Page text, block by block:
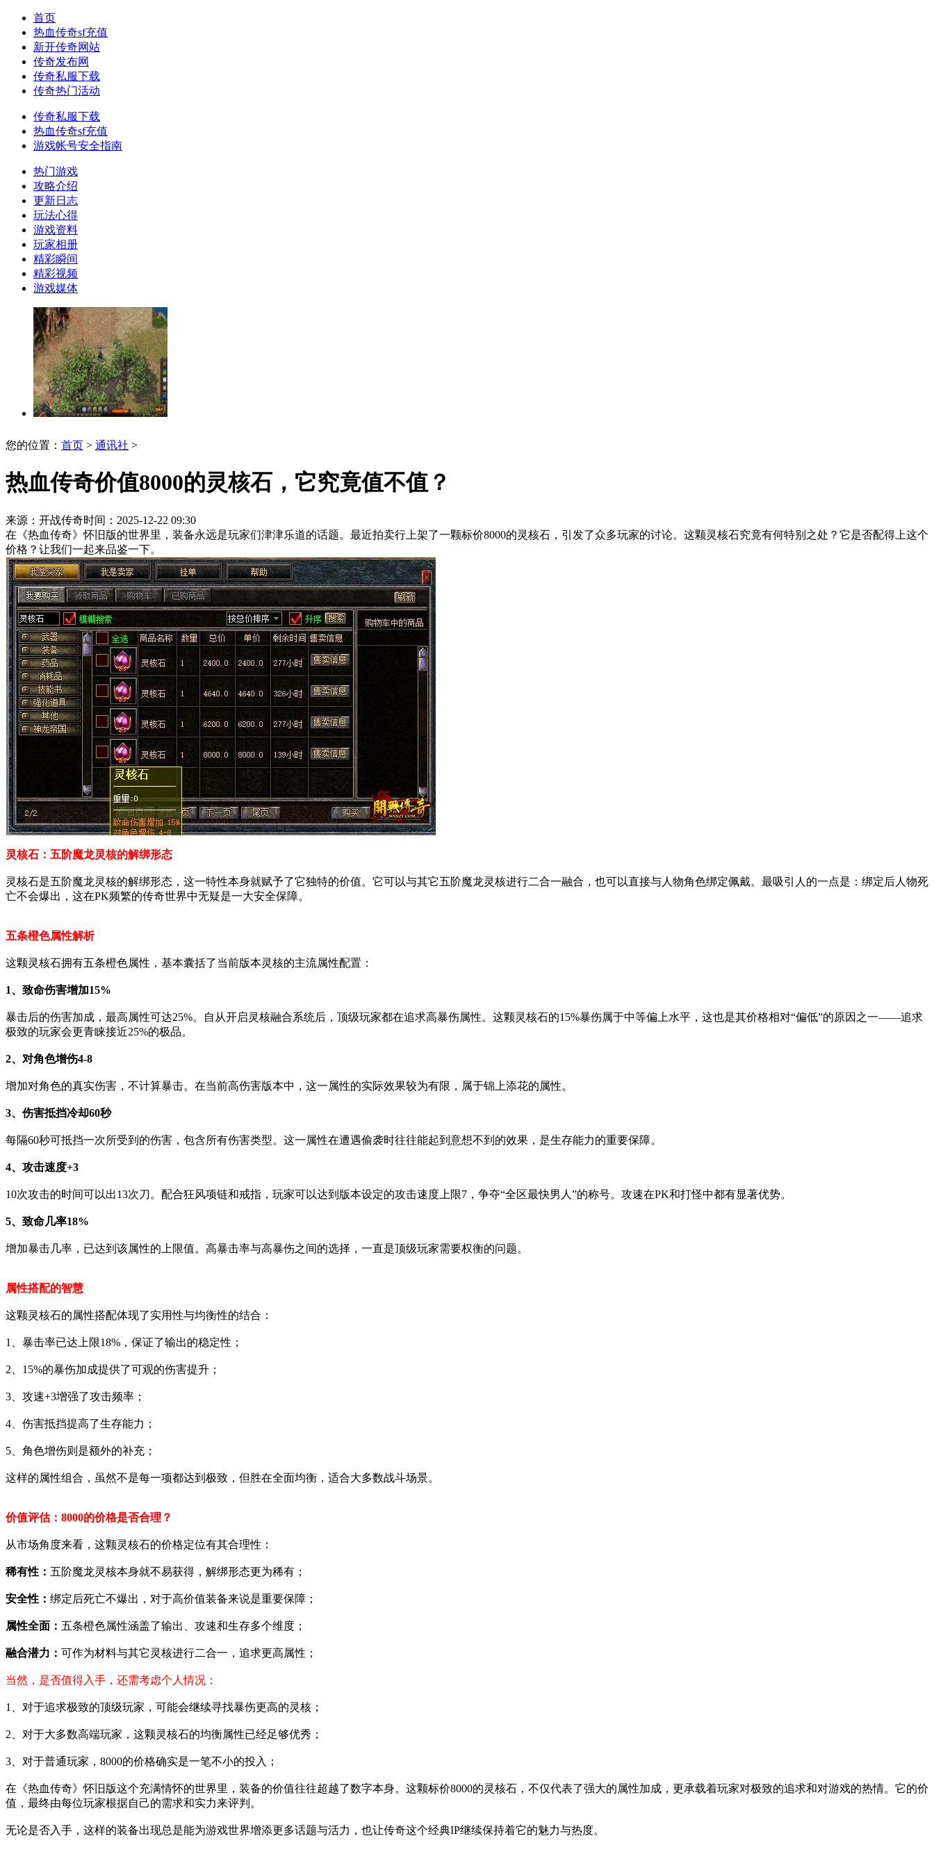
首页
热血传奇sf充值
新开传奇网站
传奇发布网
传奇私服下载
传奇热门活动
传奇私服下载
热血传奇sf充值
游戏帐号安全指南
热门游戏
攻略介绍
更新日志
玩法心得
游戏资料
玩家相册
精彩瞬间
精彩视频
游戏媒体
您的位置： 首页 > 通讯社 >
热血传奇价值8000的灵核石，它究竟值不值？
来源：开战传奇时间：2025-12-22 09:30
在《热血传奇》怀旧版的世界里，装备永远是玩家们津津乐道的话题。最近拍卖行上架了一颗标价8000的灵核石，引发了众多玩家的讨论。这颗灵核石究竟有何特别之处？它是否配得上这个
价格？让我们一起来品鉴一下。
灵核石：五阶魔龙灵核的解绑形态
灵核石是五阶魔龙灵核的解绑形态，这一特性本身就赋予了它独特的价值。它可以与其它五阶魔龙灵核进行二合一融合，也可以直接与人物角色绑定佩戴。最吸引人的一点是：绑定后人物死
亡不会爆出，这在PK频繁的传奇世界中无疑是一大安全保障。
五条橙色属性解析
这颗灵核石拥有五条橙色属性，基本囊括了当前版本灵核的主流属性配置：
1、致命伤害增加15%
暴击后的伤害加成，最高属性可达25%。自从开启灵核融合系统后，顶级玩家都在追求高暴伤属性。这颗灵核石的15%暴伤属于中等偏上水平，这也是其价格相对“偏低”的原因之一——追求
极致的玩家会更青睐接近25%的极品。
2、对角色增伤4-8
增加对角色的真实伤害，不计算暴击。在当前高伤害版本中，这一属性的实际效果较为有限，属于锦上添花的属性。
3、伤害抵挡冷却60秒
每隔60秒可抵挡一次所受到的伤害，包含所有伤害类型。这一属性在遭遇偷袭时往往能起到意想不到的效果，是生存能力的重要保障。
4、攻击速度+3
10次攻击的时间可以出13次刀。配合狂风项链和戒指，玩家可以达到版本设定的攻击速度上限7，争夺“全区最快男人”的称号。攻速在PK和打怪中都有显著优势。
5、致命几率18%
增加暴击几率，已达到该属性的上限值。高暴击率与高暴伤之间的选择，一直是顶级玩家需要权衡的问题。
属性搭配的智慧
这颗灵核石的属性搭配体现了实用性与均衡性的结合：
1、暴击率已达上限18%，保证了输出的稳定性；
2、15%的暴伤加成提供了可观的伤害提升；
3、攻速+3增强了攻击频率；
4、伤害抵挡提高了生存能力；
5、角色增伤则是额外的补充；
这样的属性组合，虽然不是每一项都达到极致，但胜在全面均衡，适合大多数战斗场景。
价值评估：8000的价格是否合理？
从市场角度来看，这颗灵核石的价格定位有其合理性：
稀有性： 五阶魔龙灵核本身就不易获得，解绑形态更为稀有；
安全性： 绑定后死亡不爆出，对于高价值装备来说是重要保障；
属性全面： 五条橙色属性涵盖了输出、攻速和生存多个维度；
融合潜力： 可作为材料与其它灵核进行二合一，追求更高属性；
当然，是否值得入手，还需考虑个人情况：
1、对于追求极致的顶级玩家，可能会继续寻找暴伤更高的灵核；
2、对于大多数高端玩家，这颗灵核石的均衡属性已经足够优秀；
3、对于普通玩家，8000的价格确实是一笔不小的投入；
在《热血传奇》怀旧版这个充满情怀的世界里，装备的价值往往超越了数字本身。这颗标价8000的灵核石，不仅代表了强大的属性加成，更承载着玩家对极致的追求和对游戏的热情。它的价
值，最终由每位玩家根据自己的需求和实力来评判。
无论是否入手，这样的装备出现总是能为游戏世界增添更多话题与活力，也让传奇这个经典IP继续保持着它的魅力与热度。